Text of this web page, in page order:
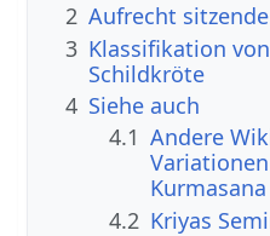
2 Aufrecht
3 Klassifikation
Schildkröte
4 Siehe auch
4.1 Andere
Kurmasana
4.2 Kriyas